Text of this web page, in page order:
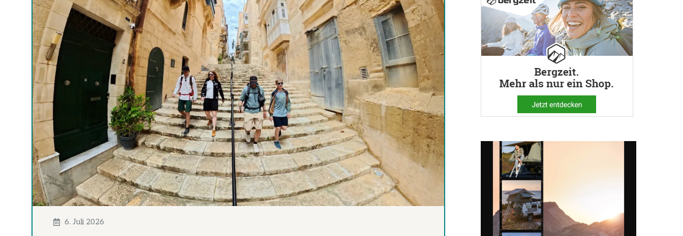
6. Juli 2026